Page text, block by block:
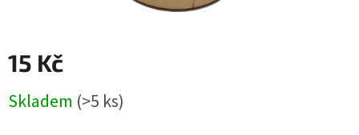
15 Kč
cena:
Skladem (>5 ks)